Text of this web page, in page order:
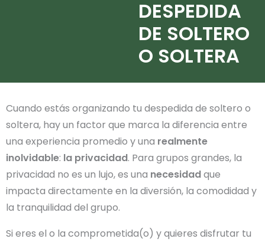
DESPEDIDA
DE SOLTERO
O SOLTERA
Cuando estás organizando tu despedida de soltero o
soltera, hay un factor que marca la diferencia entre
una experiencia promedio y una realmente
inolvidable: la privacidad. Para grupos grandes, la
privacidad no es un lujo, es una necesidadque
impacta directamente en la diversión, la comodidad y
la tranquilidad del grupo.
Si eres el o la comprometida(o) y quieres disfrutar tu